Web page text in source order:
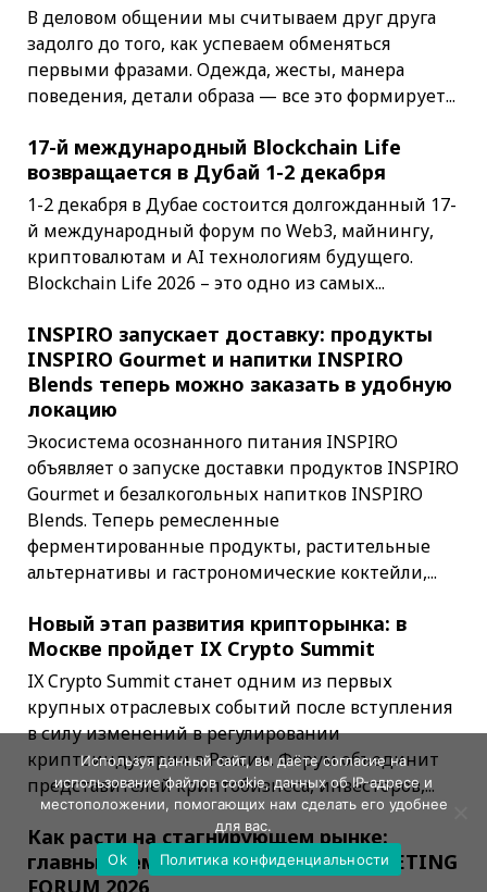
В деловом общении мы считываем друг друга
задолго до того, как успеваем обменяться
первыми фразами. Одежда, жесты, манера
поведения, детали образа — все это формирует...
17-й международный Blockchain Life
возвращается в Дубай 1-2 декабря
1-2 декабря в Дубае состоится долгожданный 17-
й международный форум по Web3, майнингу,
криптовалютам и AI технологиям будущего.
Blockchain Life 2026 – это одно из самых...
INSPIRO запускает доставку: продукты
INSPIRO Gourmet и напитки INSPIRO
Blends теперь можно заказать в удобную
локацию
Экосистема осознанного питания INSPIRO
объявляет о запуске доставки продуктов INSPIRO
Gourmet и безалкогольных напитков INSPIRO
Blends. Теперь ремесленные
ферментированные продукты, растительные
альтернативы и гастрономические коктейли,...
Новый этап развития крипторынка: в
Москве пройдет IX Crypto Summit
IX Crypto Summit станет одним из первых
крупных отраслевых событий после вступления
в силу изменений в регулировании
криптоиндустрии в России. Форум объединит
представителей криптобизнеса, инвесторов,...
Как расти на стагнирующем рынке:
главные темы RUSSIAN FOOD-MARKETING
Используя данный сайт, вы даёте согласие на
использование файлов cookie, данных об IP-адресе и
местоположении, помогающих нам сделать его удобнее
для вас.
Ok
Политика конфиденциальности